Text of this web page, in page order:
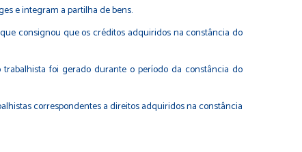
e integram a partilha de bens.
consignou que os créditos adquiridos na constância do
foi gerado durante o período da constância do
correspondentes a direitos adquiridos na constância